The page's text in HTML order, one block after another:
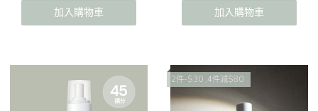
加入購物車 加入購物車
2件-$30 ,4件減$80